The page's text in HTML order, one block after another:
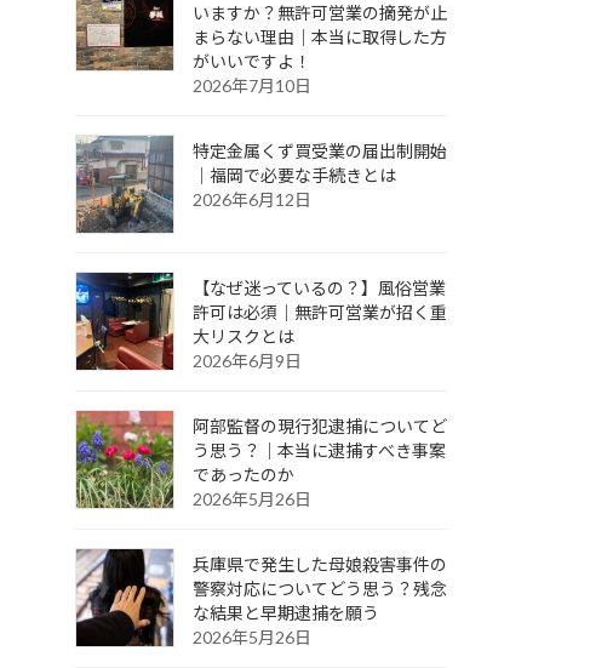
いますか？無許可営業の摘発が止
まらない理由｜本当に取得した方
がいいですよ！
2026年7月10日
特定金属くず買受業の届出制開始
｜福岡で必要な手続きとは
2026年6月12日
【なぜ迷っているの？】風俗営業
許可は必須｜無許可営業が招く重
大リスクとは
2026年6月9日
阿部監督の現行犯逮捕についてど
う思う？｜本当に逮捕すべき事案
であったのか
2026年5月26日
兵庫県で発生した母娘殺害事件の
警察対応についてどう思う？残念
な結果と早期逮捕を願う
2026年5月26日